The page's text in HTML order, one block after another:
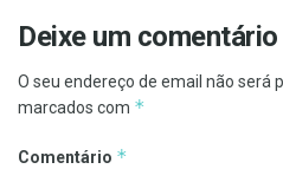
Deixe um comentário
O seu endereço de email não será
marcados com *
Comentário *